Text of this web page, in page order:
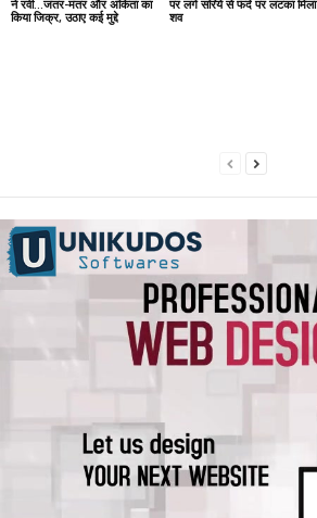
ने रवी…जंतर-मंतर और अंकिता का
किया जिक्र, उठाए कई मुद्दे
पर लगे सरिये से फंदे पर लटका मिला
शव